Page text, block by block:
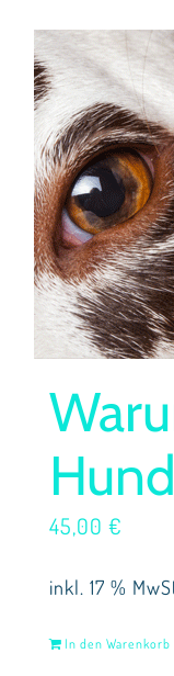
45,00 €
inkl. 17 %
In den Warenkorb